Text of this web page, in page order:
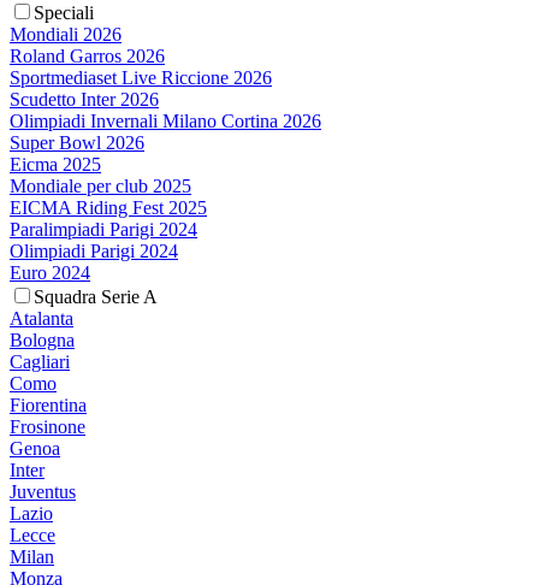
Speciali
Mondiali 2026
Roland Garros 2026
Sportmediaset Live Riccione 2026
Scudetto Inter 2026
Olimpiadi Invernali Milano Cortina 2026
Super Bowl 2026
Eicma 2025
Mondiale per club 2025
EICMA Riding Fest 2025
Paralimpiadi Parigi 2024
Olimpiadi Parigi 2024
Euro 2024
Squadra Serie A
Atalanta
Bologna
Cagliari
Como
Fiorentina
Frosinone
Genoa
Inter
Juventus
Lazio
Lecce
Milan
Monza